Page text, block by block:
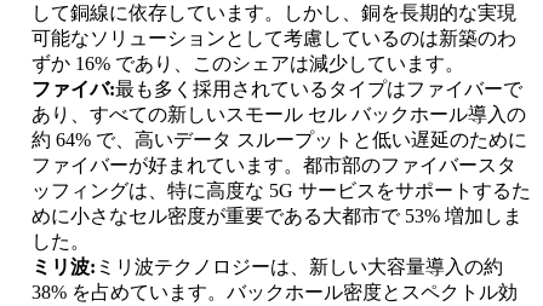
して銅線に依存しています。しかし、銅を長期的な実現
可能なソリューションとして考慮しているのは新築のわ
ずか 16% であり、このシェアは減少しています。
ファイバ:最も多く採用されているタイプはファイバーで
あり、すべての新しいスモール セル バックホール導入の
約 64% で、高いデータ スループットと低い遅延のために
ファイバーが好まれています。都市部のファイバースタ
ッフィングは、特に高度な 5G サービスをサポートするた
めに小さなセル密度が重要である大都市で 53% 増加しま
した。
ミリ波: ミリ波テクノロジーは、新しい大容量導入の約
38% を占めています。バックホール密度とスペクトル効